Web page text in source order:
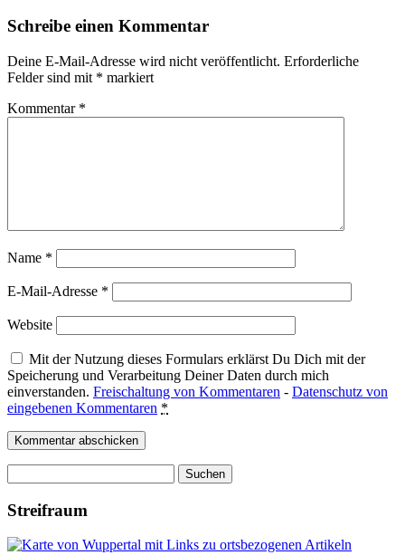
Schreibe einen Kommentar
Deine E-Mail-Adresse wird nicht veröffentlicht. Erforderliche
Felder sind mit * markiert
Kommentar *
Name *
E-Mail-Adresse *
Website
Mit der Nutzung dieses Formulars erklärst Du Dich mit der
Speicherung und Verarbeitung Deiner Daten durch mich
einverstanden. Freischaltung von Kommentaren - Datenschutz von
eingebenen Kommentaren *
nach:
Streifraum